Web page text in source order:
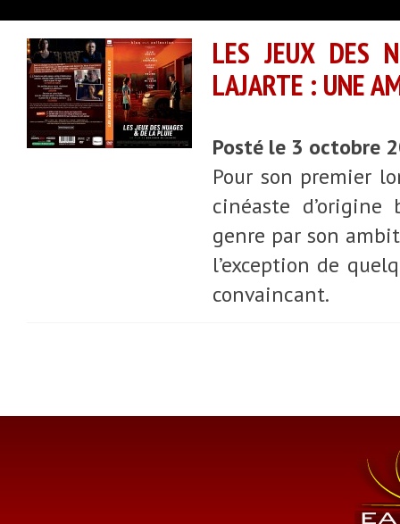
LES JEUX DES
LAJARTE : UNE
Posté le 3 octobre
Pour son premier
cinéaste
genre par son
l’exception de
convaincant.